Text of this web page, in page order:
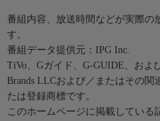
番組内容、放送時間などが実際の
す。
番組データ提供元：IPG Inc.
TiVo、Gガイド、G-GUIDE、およ
Brands LLCおよび／またはその関
たは登録商標です。
このホームページに掲載してい